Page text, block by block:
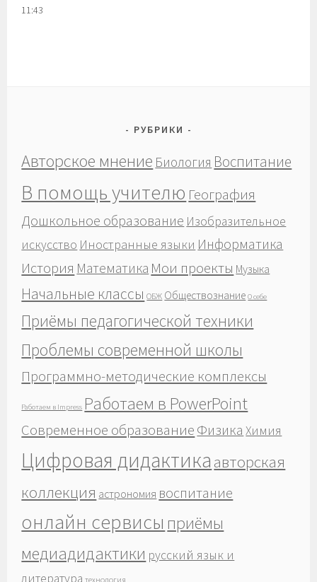
11:43
РУБРИКИ
Авторское мнение Биология Воспитание
В помощь учителю География
Дошкольное образование Изобразительное
искусство Иностранные языки Информатика
История Математика Мои проекты Музыка
Начальные классы ОБЖ Обществознание О себе
Приёмы педагогической техники
Проблемы современной школы
Программно-методические комплексы
Работаем в Impress Работаем в PowerPoint
Современное образование Физика Химия
Цифровая дидактика авторская
коллекция астрономия воспитание
онлайн сервисы приёмы
медиадидактики русский язык и
литература технология